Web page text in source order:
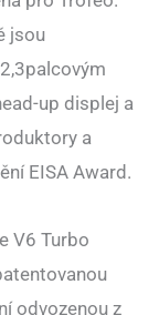
jsou
up displej a
a
EISA Award.
V6 Turbo
odvozenou z